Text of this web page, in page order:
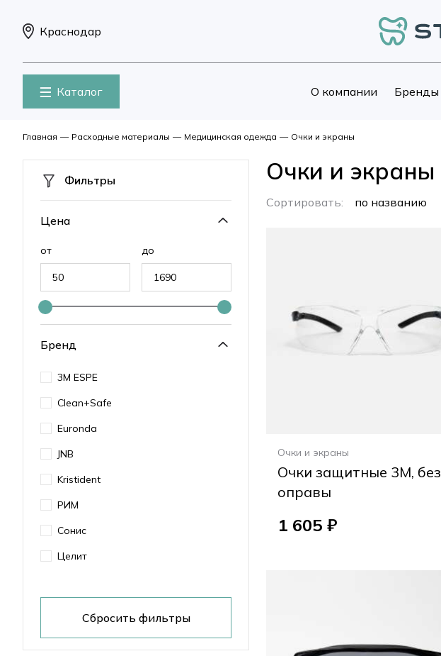
Краснодар
Каталог О компании Бренды
Главная — Расходные материалы — Медицинская одежда — Очки и экраны
Фильтры
Цена
от до
Бренд
3M ESPE
Clean+Safe
Euronda
JNB
Kristident
РИМ
Сонис
Целит
Сбросить фильтры
Очки и экраны
Сортировать:
Очки и экраны
Очки защитные 3M, без
оправы
1 605 ₽